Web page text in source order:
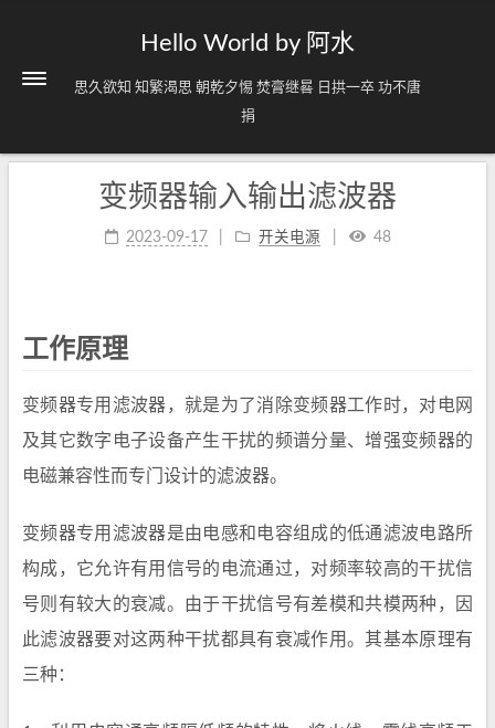
Hello World by 阿水
思久欲知 知繁渴思 朝乾夕惕 焚膏继晷 日拱一卒 功不唐
捐
变频器输入输出滤波器
2023-09-17 开关电源 48
工作原理
变频器专用滤波器，就是为了消除变频器工作时，对电网
及其它数字电子设备产生干扰的频谱分量、增强变频器的
电磁兼容性而专门设计的滤波器。
变频器专用滤波器是由电感和电容组成的低通滤波电路所
构成，它允许有用信号的电流通过，对频率较高的干扰信
号则有较大的衰减。由于干扰信号有差模和共模两种，因
此滤波器要对这两种干扰都具有衰减作用。其基本原理有
三种：